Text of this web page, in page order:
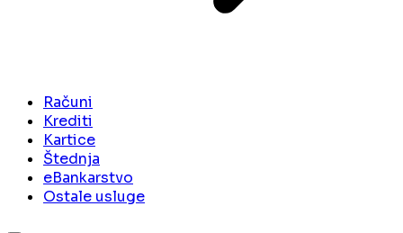
Računi
Krediti
Kartice
Štednja
eBankarstvo
Ostale usluge